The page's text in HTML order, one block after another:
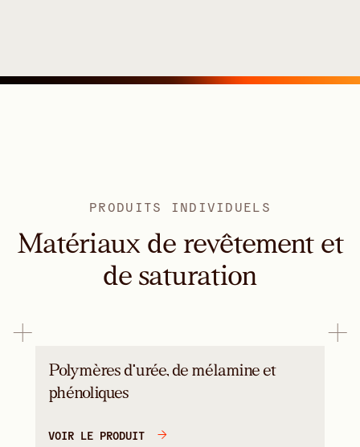
PRODUITS INDIVIDUELS
Matériaux de revêtement et
de saturation
Polymères d'urée, de mélamine et
phénoliques
VOIR LE PRODUIT